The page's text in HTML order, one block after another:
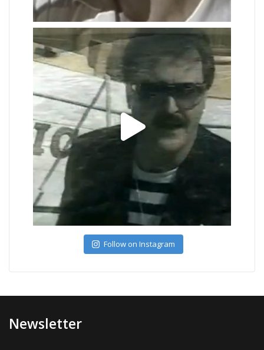
Follow on Instagram
Newsletter